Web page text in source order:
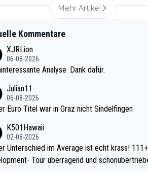
Mehr Artikel
Kommentare
XJRLion
06-08-2026
Analyse. Dank dafür.
Julian11
06-08-2026
Euro Titel war in Graz nicht Sindelfingen
K501Hawaii
02-08-2026
im Average ist echt krass! 111+ ist für die
Tour überragend und